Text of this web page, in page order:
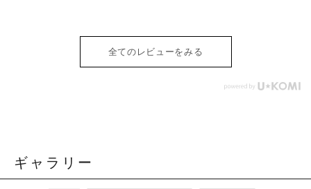
全てのレビューをみる
ギャラリー